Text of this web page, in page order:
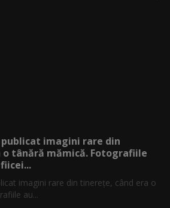
publicat imagini rare din
tânără mămică. Fotografiile
imagini rare din tinerețe, când era o
au...